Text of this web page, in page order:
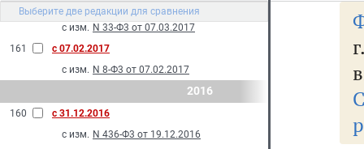
Выберите две редакции для сравнения
162
с 18.03.2017
с изм. N 33-Ф3 от 07.03.2017
161
с 07.02.2017
с изм. N 8-Ф3 от 07.02.2017
2016
160
с 31.12.2016
с изм. N 436-Ф3 от 19.12.2016